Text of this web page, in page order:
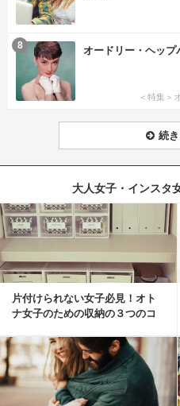
オードリー・ヘップ
＜特集＞
8
続
大人女子・インスタ
片付けられない女子必見！オト
ナ女子のための収納の３つのコ